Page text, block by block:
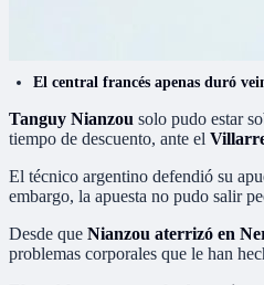
El central francés apenas duró
Tanguy Nianzou solo pudo estar
tiempo de descuento, ante el
El técnico argentino defendió su
embargo, la apuesta no pudo salir
Desde que Nianzou aterrizó en
problemas corporales que le han